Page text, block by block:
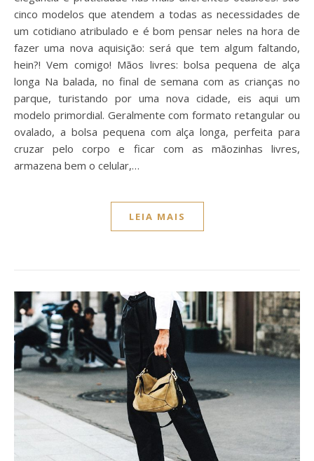
cinco modelos que atendem a todas as necessidades de
um cotidiano atribulado e é bom pensar neles na hora de
fazer uma nova aquisição: será que tem algum faltando,
hein?! Vem comigo! Mãos livres: bolsa pequena de alça
longa Na balada, no final de semana com as crianças no
parque, turistando por uma nova cidade, eis aqui um
modelo primordial. Geralmente com formato retangular ou
ovalado, a bolsa pequena com alça longa, perfeita para
cruzar pelo corpo e ficar com as mãozinhas livres,
armazena bem o celular,…
LEIA MAIS